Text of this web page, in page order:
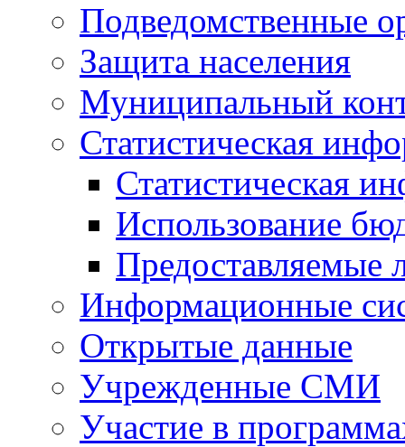
Подведомственные
Защита населения
Муниципальный
Статистическая
Статистическая
Использование
Предоставляемые
Информационные
Открытые данные
Учрежденные СМИ
Участие в